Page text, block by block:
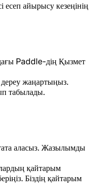
есеп айырысу кезеңінің
Paddle-дің Қызмет
дереу жаңартыңыз.
табылады.
аласыз. Жазылымды
қайтарым
Біздің қайтарым